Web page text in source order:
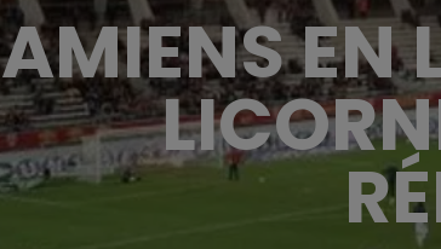
AMIENS EN